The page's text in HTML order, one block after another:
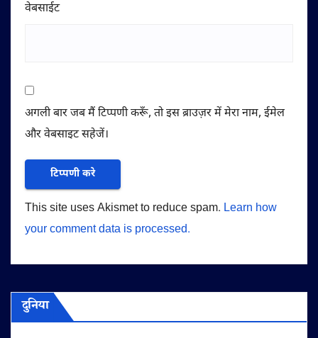
वेबसाईट
अगली बार जब मैं टिप्पणी करूँ, तो इस ब्राउज़र में मेरा नाम, ईमेल
और वेबसाइट सहेजें।
This site uses Akismet to reduce spam. Learn how
your comment data is processed.
दुनिया